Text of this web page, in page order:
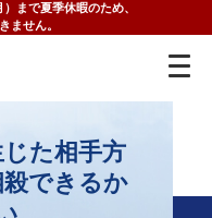
まで夏季休暇のため、
ません。
た相手方
できるか